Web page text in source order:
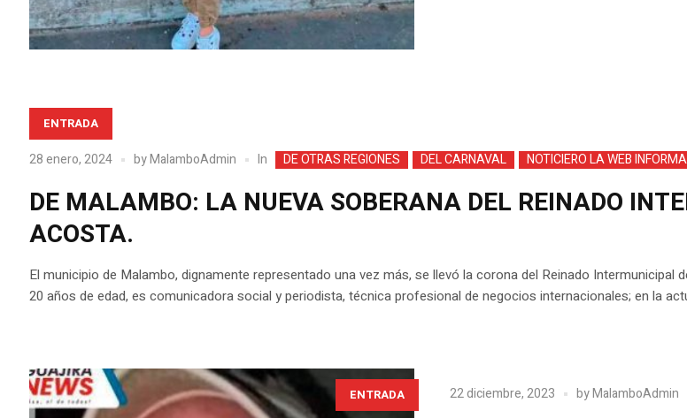
ENTRADA
28 enero, 2024 byMalamboAdmin In DE OTRAS REGIONES DEL CARNAVAL NOTICIERO LA WEB INFORMA
DE MALAMBO: LA NUEVA SOBERANA DEL REINADO
ACOSTA.
El municipio de Malambo, dignamente representado una vez más, se llevó la corona del Reinado
20 años de edad, es comunicadora social y periodista, técnica profesional de negocios internacionales; en la
ENTRADA 22 diciembre, 2023 byMalamboAdmin